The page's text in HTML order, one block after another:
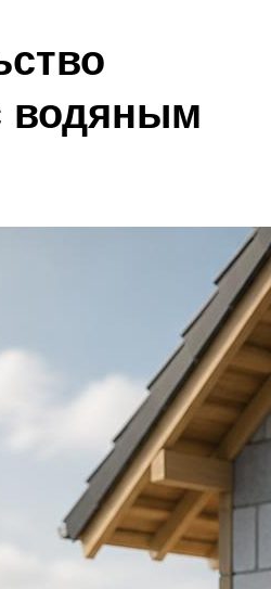
водяным